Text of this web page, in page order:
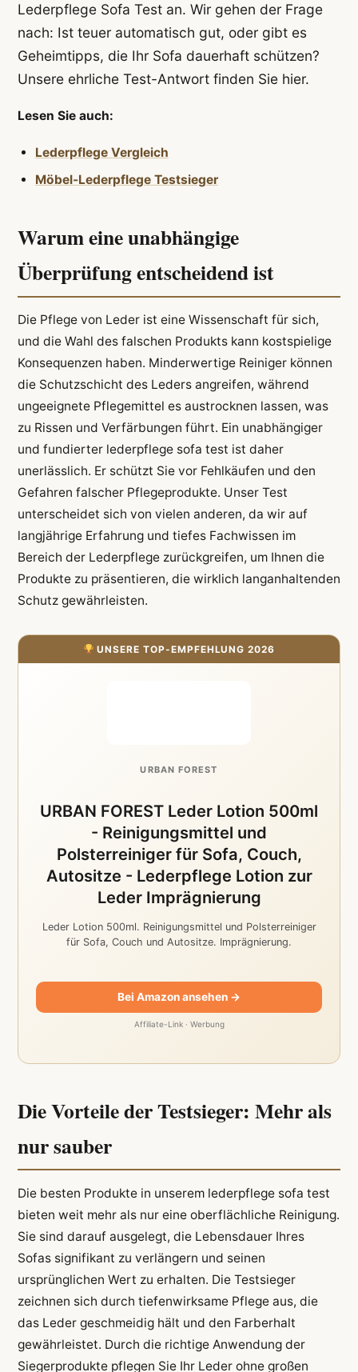
Lederpflege Sofa Test an. Wir gehen der Frage
nach: Ist teuer automatisch gut, oder gibt es
Geheimtipps, die Ihr Sofa dauerhaft schützen?
Unsere ehrliche Test-Antwort finden Sie hier.
Lesen Sie auch:
Lederpflege Vergleich
Möbel-Lederpflege Testsieger
Warum eine unabhängige
Überprüfung entscheidend ist
Die Pflege von Leder ist eine Wissenschaft für sich,
und die Wahl des falschen Produkts kann kostspielige
Konsequenzen haben. Minderwertige Reiniger können
die Schutzschicht des Leders angreifen, während
ungeeignete Pflegemittel es austrocknen lassen, was
zu Rissen und Verfärbungen führt. Ein unabhängiger
und fundierter lederpflege sofa test ist daher
unerlässlich. Er schützt Sie vor Fehlkäufen und den
Gefahren falscher Pflegeprodukte. Unser Test
unterscheidet sich von vielen anderen, da wir auf
langjährige Erfahrung und tiefes Fachwissen im
Bereich der Lederpflege zurückgreifen, um Ihnen die
Produkte zu präsentieren, die wirklich langanhaltenden
Schutz gewährleisten.
UNSERE TOP-EMPFEHLUNG 2026
URBAN FOREST
URBAN FOREST Leder Lotion 500ml
- Reinigungsmittel und
Polsterreiniger für Sofa, Couch,
Autositze - Lederpflege Lotion zur
Leder Imprägnierung
Leder Lotion 500ml. Reinigungsmittel und Polsterreiniger
für Sofa, Couch und Autositze. Imprägnierung.
Bei Amazon ansehen →
Affiliate-Link · Werbung
Die Vorteile der Testsieger: Mehr als
nur sauber
Die besten Produkte in unserem lederpflege sofa test
bieten weit mehr als nur eine oberflächliche Reinigung.
Sie sind darauf ausgelegt, die Lebensdauer Ihres
Sofas signifikant zu verlängern und seinen
ursprünglichen Wert zu erhalten. Die Testsieger
zeichnen sich durch tiefenwirksame Pflege aus, die
das Leder geschmeidig hält und den Farberhalt
gewährleistet. Durch die richtige Anwendung der
Siegerprodukte pflegen Sie Ihr Leder ohne großen